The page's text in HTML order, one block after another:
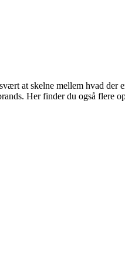
at skelne mellem hvad der
Her finder du også